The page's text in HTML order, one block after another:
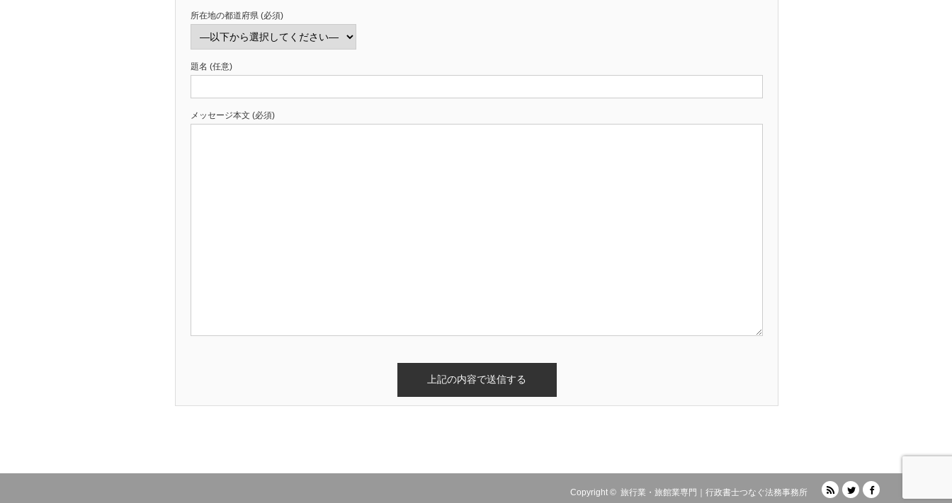
所在地の都道府県 (必須)
題名 (任意)
メッセージ本文 (必須)
Copyright © 旅行業・旅館業専門｜行政書士つなぐ法務事務所